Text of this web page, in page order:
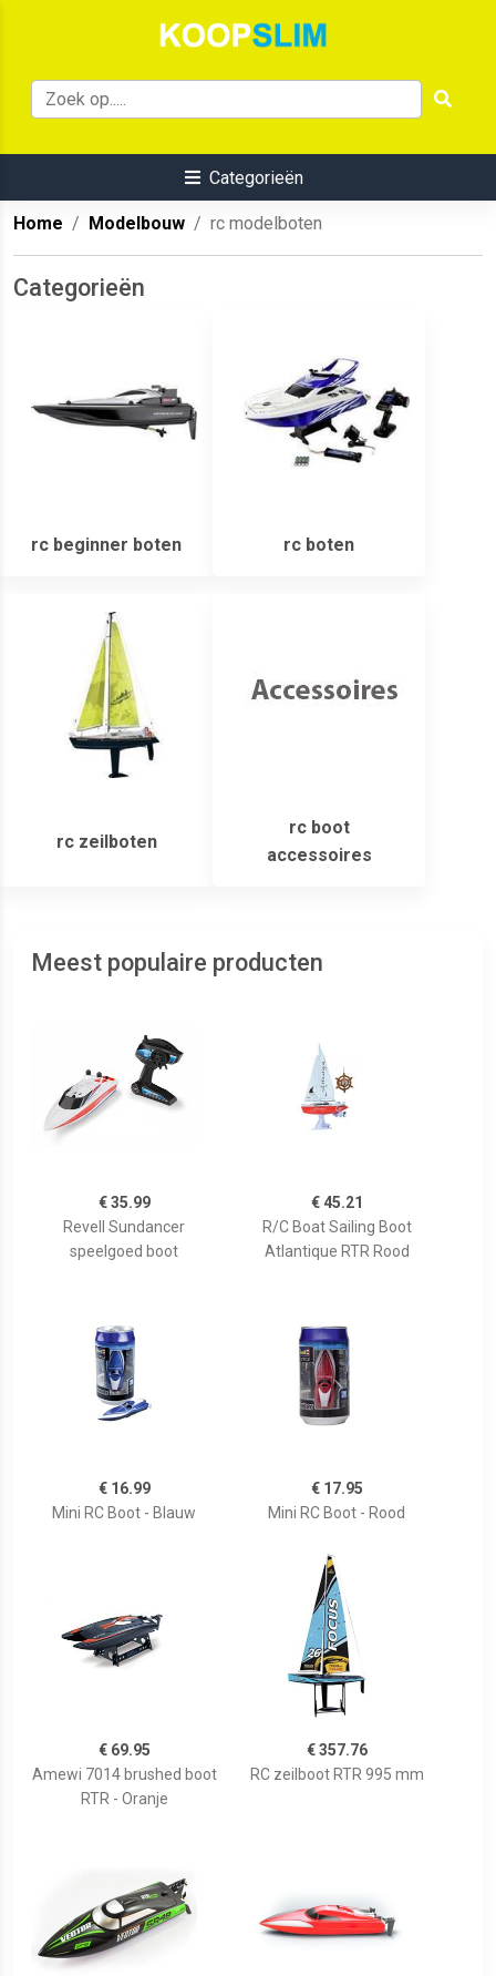
Categorieën
Home Modelbouw rc modelboten
Categorieën
rc beginner boten rc boten
rc zeilboten
rc boot
accessoires
Meest populaire producten
€ 35.99
Revell Sundancer
speelgoed boot
€ 45.21
R/C Boat Sailing Boot
Atlantique RTR Rood
€ 16.99
Mini RC Boot - Blauw
€ 17.95
Mini RC Boot - Rood
€ 69.95
Amewi 7014 brushed boot
RTR - Oranje
€ 357.76
RC zeilboot RTR 995 mm